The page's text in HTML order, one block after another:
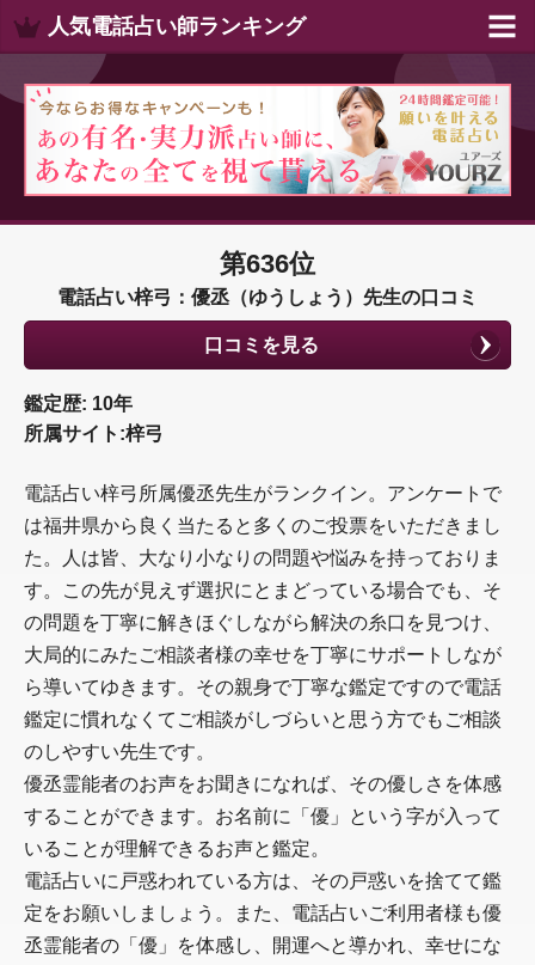
人気電話占い師ランキング
第636位
電話占い梓弓：優丞（ゆうしょう）先生の口コミ
口コミを見る
鑑定歴: 10年
所属サイト:梓弓
電話占い梓弓所属優丞先生がランクイン。アンケートで
は福井県から良く当たると多くのご投票をいただきまし
た。人は皆、大なり小なりの問題や悩みを持っておりま
す。この先が見えず選択にとまどっている場合でも、そ
の問題を丁寧に解きほぐしながら解決の糸口を見つけ、
大局的にみたご相談者様の幸せを丁寧にサポートしなが
ら導いてゆきます。その親身で丁寧な鑑定ですので電話
鑑定に慣れなくてご相談がしづらいと思う方でもご相談
のしやすい先生です。
優丞霊能者のお声をお聞きになれば、その優しさを体感
することができます。お名前に「優」という字が入って
いることが理解できるお声と鑑定。
電話占いに戸惑われている方は、その戸惑いを捨てて鑑
定をお願いしましょう。また、電話占いご利用者様も優
丞霊能者の「優」を体感し、開運へと導かれ、幸せにな